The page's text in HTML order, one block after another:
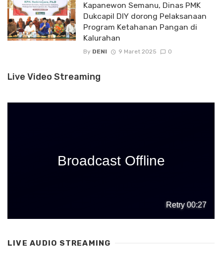
Kapanewon Semanu, Dinas PMK
Dukcapil DIY dorong Pelaksanaan
Program Ketahanan Pangan di
Kalurahan
By DENI 9 Maret 2025 0
Live Video Streaming
LIVE AUDIO STREAMING